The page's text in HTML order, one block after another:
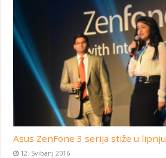
Asus ZenFone 3 serija stiže u lipnju
12. Svibanj 2016